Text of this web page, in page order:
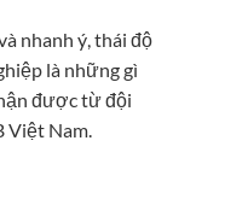
nhanh ý, thái độ
là những gì
được từ đội
Việt Nam.